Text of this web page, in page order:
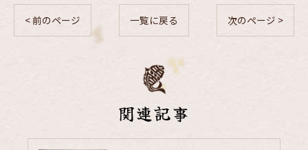
< 前のページ 一覧に戻る 次のページ >
関連記事